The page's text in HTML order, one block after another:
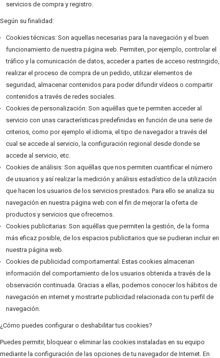
servicios de compra y registro.
Según su finalidad:
Cookies técnicas: Son aquellas necesarias para la navegación y el buen
funcionamiento de nuestra página web. Permiten, por ejemplo, controlar el
tráfico y la comunicación de datos, acceder a partes de acceso restringido,
realizar el proceso de compra de un pedido, utilizar elementos de
seguridad, almacenar contenidos para poder difundir vídeos o compartir
contenidos a través de redes sociales.
Cookies de personalización: Son aquéllas que te permiten acceder al
servicio con unas características predefinidas en función de una serie de
criterios, como por ejemplo el idioma, el tipo de navegador a través del
cual se accede al servicio, la configuración regional desde donde se
accede al servicio, etc.
Cookies de análisis: Son aquéllas que nos permiten cuantificar el número
de usuarios y así realizar la medición y análisis estadístico de la utilización
que hacen los usuarios de los servicios prestados. Para ello se analiza su
navegación en nuestra página web con el fin de mejorar la oferta de
productos y servicios que ofrecemos.
Cookies publicitarias: Son aquéllas que permiten la gestión, de la forma
más eficaz posible, de los espacios publicitarios que se pudieran incluir en
nuestra página web.
Cookies de publicidad comportamental: Estas cookies almacenan
información del comportamiento de los usuarios obtenida a través de la
observación continuada. Gracias a ellas, podemos conocer los hábitos de
navegación en internet y mostrarte publicidad relacionada con tu perfil de
navegación.
¿Cómo puedes configurar o deshabilitar tus cookies?
Puedes permitir, bloquear o eliminar las cookies instaladas en su equipo
mediante la configuración de las opciones de tu navegador de Internet. En